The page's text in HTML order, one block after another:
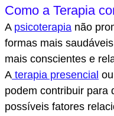
Como a Terapia
A psicoterapia não
formas mais
mais conscientes e
A terapia presencial ou
podem contribuir para
possíveis fatores